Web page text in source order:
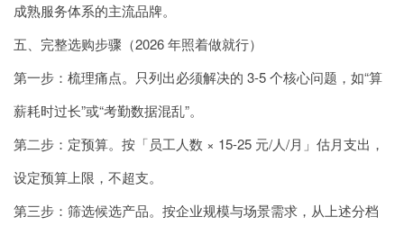
成熟服务体系的主流品牌。
五、完整选购步骤（2026 年照着做就行）
第一步：梳理痛点。只列出必须解决的 3-5 个核心问题，如“算
薪耗时过长”或“考勤数据混乱”。
第二步：定预算。按「员工人数 × 15-25 元/人/月」估月支出，
设定预算上限，不超支。
第三步：筛选候选产品。按企业规模与场景需求，从上述分档